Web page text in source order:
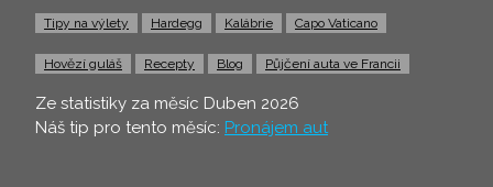
Tipy na výlety Hardegg Kalábrie Capo Vaticano
Hovězí guláš Recepty Blog Půjčení auta ve Francii
Ze statistiky za měsíc Duben 2026
Náš tip pro tento měsíc: Pronájem aut